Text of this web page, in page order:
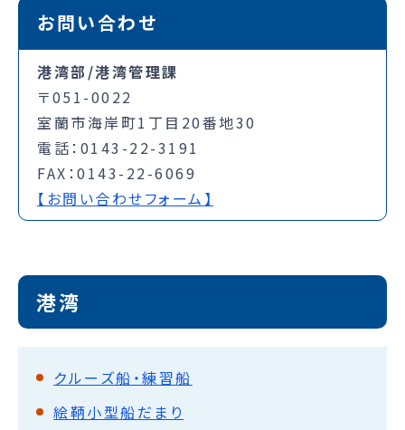
お問い合わせ
港湾部/港湾管理課
〒051-0022
室蘭市海岸町1丁目20番地30
電話：0143-22-3191
FAX：0143-22-6069
【お問い合わせフォーム】
港湾
クルーズ船・練習船
絵鞆小型船だまり